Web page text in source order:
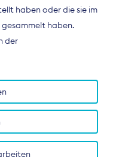
und
als
der
haben oder die sie im
haben.
der